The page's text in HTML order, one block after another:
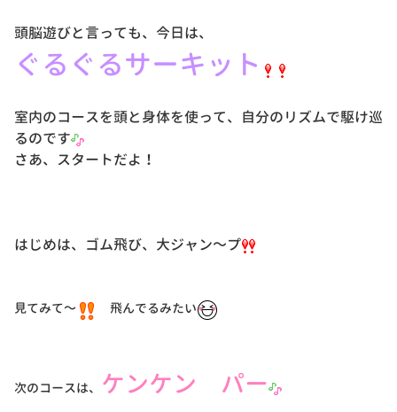
頭脳遊びと言っても、今日は、
ぐるぐるサーキット
室内のコースを頭と身体を使って、自分のリズムで駆け巡
るのです
さあ、スタートだよ！
はじめは、ゴム飛び、大ジャン～プ
見てみて～ 飛んでるみたい
次のコースは、 ケンケン パー